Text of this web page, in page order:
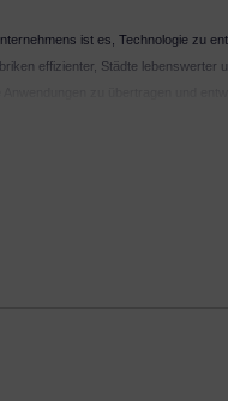
ist es, Technologie zu
effizienter, Städte lebenswerter